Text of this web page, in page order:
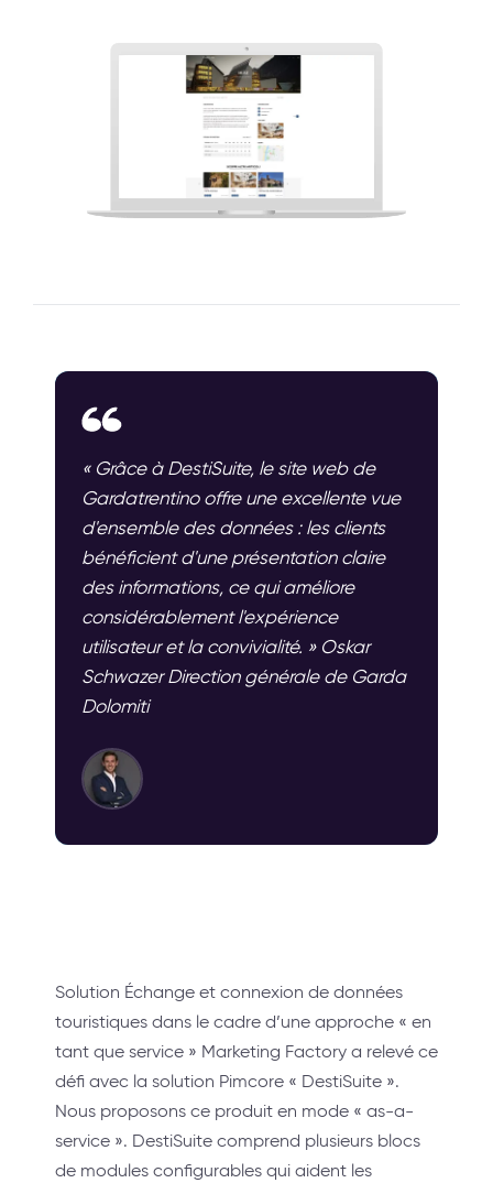
« Grâce à DestiSuite, le site web de
Gardatrentino offre une excellente vue
d'ensemble des données : les clients
bénéficient d'une présentation claire
des informations, ce qui améliore
considérablement l'expérience
utilisateur et la convivialité. » Oskar
Schwazer Direction générale de Garda
Dolomiti
Solution Échange et connexion de données
touristiques dans le cadre d’une approche « en
tant que service » Marketing Factory a relevé ce
défi avec la solution Pimcore « DestiSuite ».
Nous proposons ce produit en mode « as-a-
service ». DestiSuite comprend plusieurs blocs
de modules configurables qui aident les